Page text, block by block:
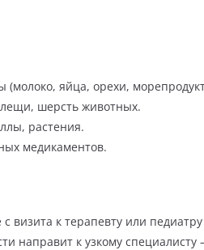
яйца, орехи,
шерсть животных.
растения.
медикаментов.
визита к терапевту или
направит к узкому специалисту